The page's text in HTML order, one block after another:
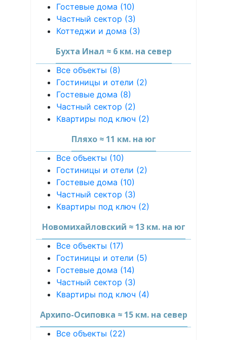
Гостевые дома (10)
Частный сектор (3)
Коттеджи и дома (3)
Бухта Инал ≈ 6 км. на север
Все объекты (8)
Гостиницы и отели (2)
Гостевые дома (8)
Частный сектор (2)
Квартиры под ключ (2)
Пляхо ≈ 11 км. на юг
Все объекты (10)
Гостиницы и отели (2)
Гостевые дома (10)
Частный сектор (3)
Квартиры под ключ (2)
Новомихайловский ≈ 13 км. на юг
Все объекты (17)
Гостиницы и отели (5)
Гостевые дома (14)
Частный сектор (3)
Квартиры под ключ (4)
Архипо-Осиповка ≈ 15 км. на север
Все объекты (22)